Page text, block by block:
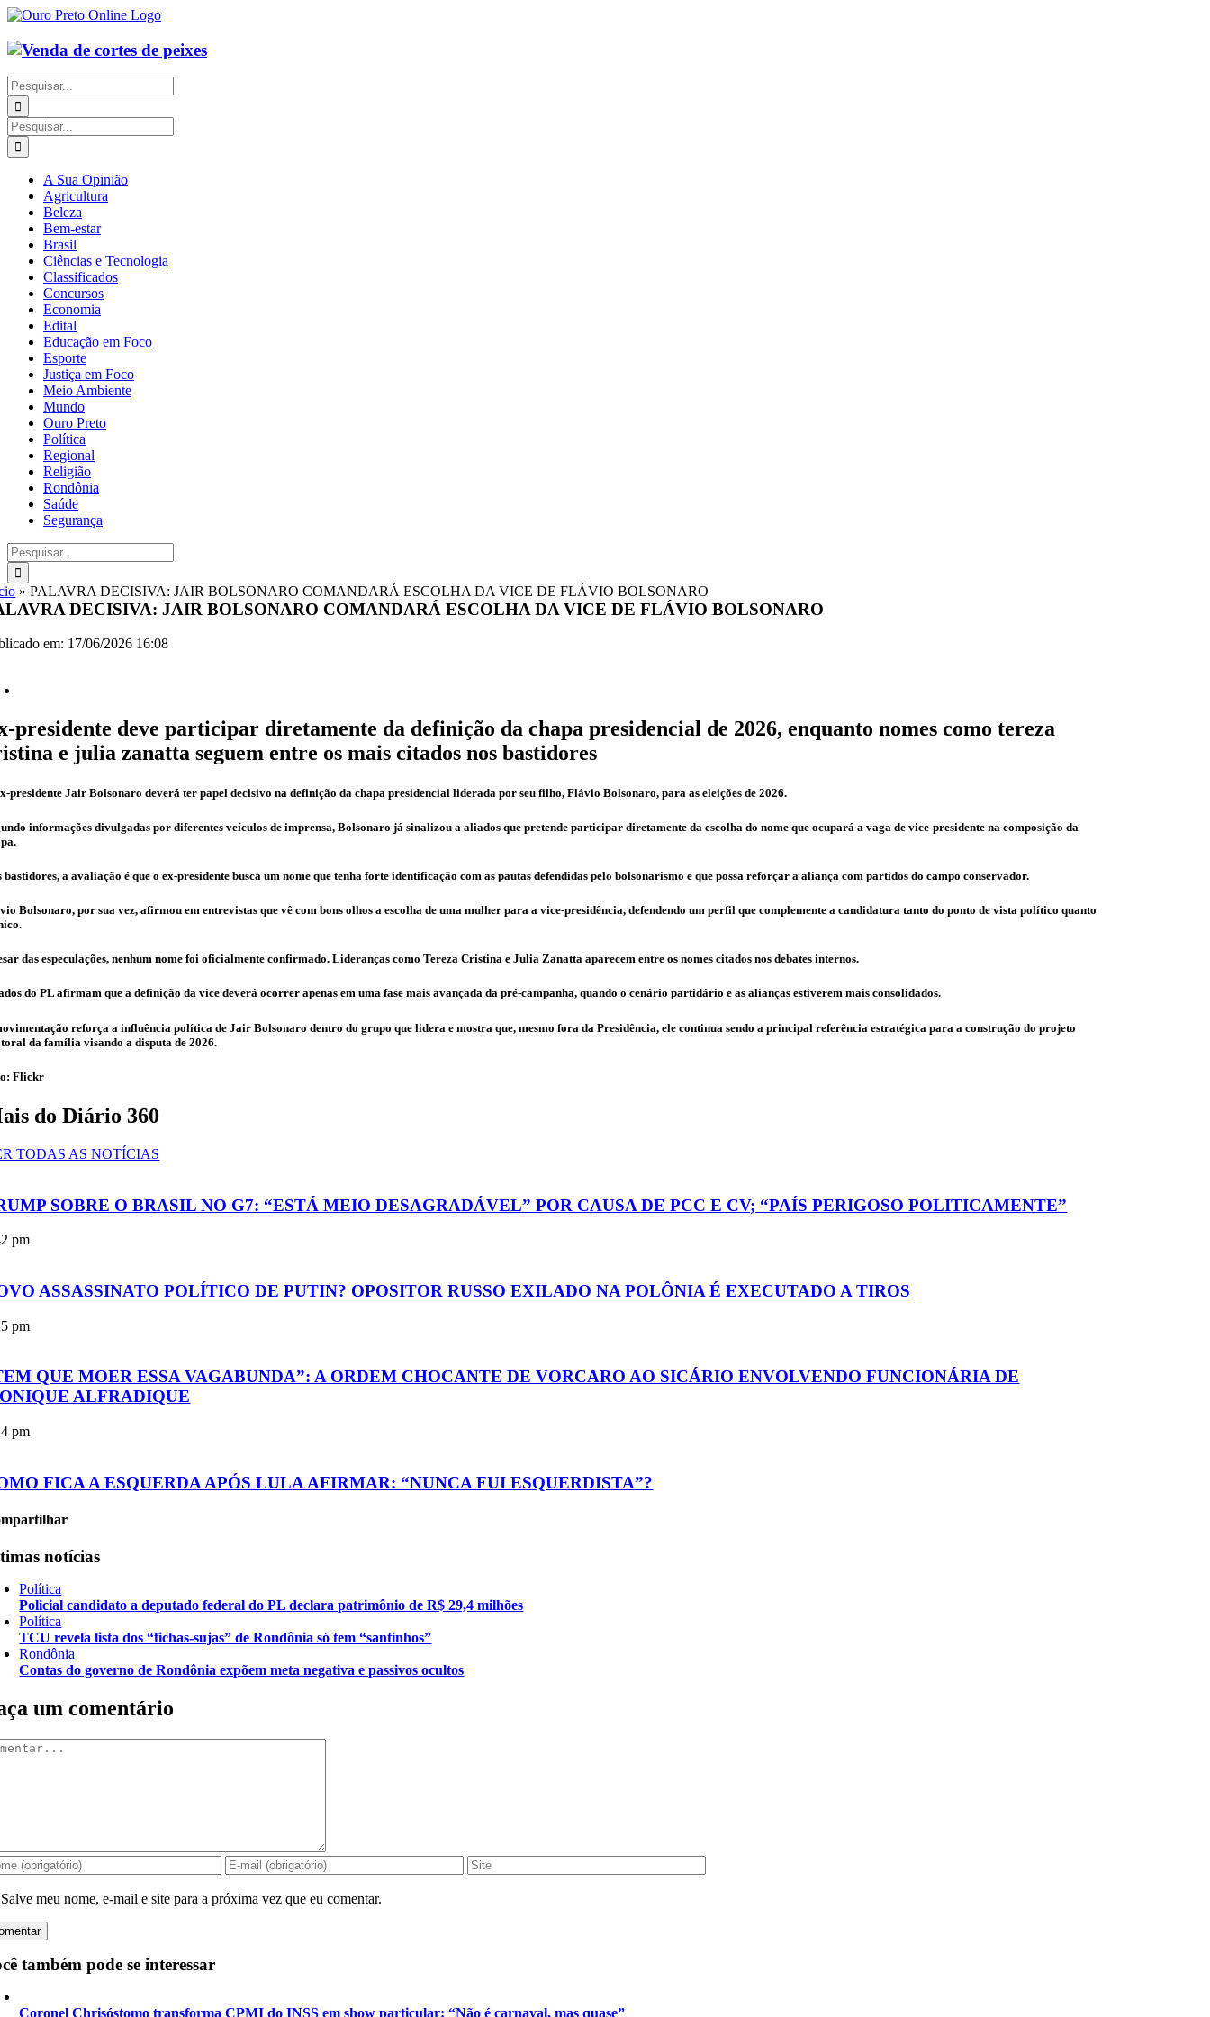
Ir
o
conteúdo
Buscar
resultados
para:
Buscar
resultados
para:
A Sua Opinião
Agricultura
Beleza
Bem-estar
Brasil
Ciências e Tecnologia
Classificados
Concursos
Economia
Edital
Educação em Foco
Esporte
Justiça em Foco
Meio Ambiente
Mundo
Ouro Preto
Política
Regional
Religião
Rondônia
Saúde
Segurança
Buscar
resultados
para:
»PALAVRA DECISIVA: JAIR BOLSONARO COMANDARÁ ESCOLHA DA VICE DE FLÁVIO BOLSONARO
DECISIVA: JAIR BOLSONARO COMANDARÁ ESCOLHA DA VICE DE FLÁVIO BOLSONARO
em: 17/06/2026 16:08
presidente deve participar diretamente da definição da chapa presidencial de 2026, enquanto nomes como tereza
e julia zanatta seguem entre os mais citados nos bastidores
presidente Jair Bolsonaro deverá ter papel decisivo na definição da chapa presidencial liderada por seu filho, Flávio Bolsonaro, para as eleições de 2026.
informações divulgadas por diferentes veículos de imprensa, Bolsonaro já sinalizou a aliados que pretende participar diretamente da escolha do nome que ocupará a vaga de vice-presidente na composição da
bastidores, a avaliação é que o ex-presidente busca um nome que tenha forte identificação com as pautas defendidas pelo bolsonarismo e que possa reforçar a aliança com partidos do campo conservador.
Bolsonaro, por sua vez, afirmou em entrevistas que vê com bons olhos a escolha de uma mulher para a vice-presidência, defendendo um perfil que complemente a candidatura tanto do ponto de vista político quanto
das especulações, nenhum nome foi oficialmente confirmado. Lideranças como Tereza Cristina e Julia Zanatta aparecem entre os nomes citados nos debates internos.
do PL afirmam que a definição da vice deverá ocorrer apenas em uma fase mais avançada da pré-campanha, quando o cenário partidário e as alianças estiverem mais consolidados.
reforça a influência política de Jair Bolsonaro dentro do grupo que lidera e mostra que, mesmo fora da Presidência, ele continua sendo a principal referência estratégica para a construção do projeto
da família visando a disputa de 2026.
Flickr
do Diário 360
TODAS AS NOTÍCIAS
SOBRE O BRASIL NO G7: “ESTÁ MEIO DESAGRADÁVEL” POR CAUSA DE PCC E CV; “PAÍS PERIGOSO POLITICAMENTE”
pm
ASSASSINATO POLÍTICO DE PUTIN? OPOSITOR RUSSO EXILADO NA POLÔNIA É EXECUTADO A TIROS
pm
QUE MOER ESSA VAGABUNDA”: A ORDEM CHOCANTE DE VORCARO AO SICÁRIO ENVOLVENDO FUNCIONÁRIA DE
ALFRADIQUE
pm
FICA A ESQUERDA APÓS LULA AFIRMAR: “NUNCA FUI ESQUERDISTA”?
notícias
Política
Policial candidato a deputado federal do PL declara patrimônio de R$ 29,4 milhões
Política
TCU revela lista dos “fichas-sujas” de Rondônia só tem “santinhos”
Rondônia
Contas do governo de Rondônia expõem meta negativa e passivos ocultos
um comentário
Salve meu nome, e-mail e site para a próxima vez que eu comentar.
também pode se interessar
Coronel Chrisóstomo transforma CPMI do INSS em show particular: “Não é carnaval, mas quase”